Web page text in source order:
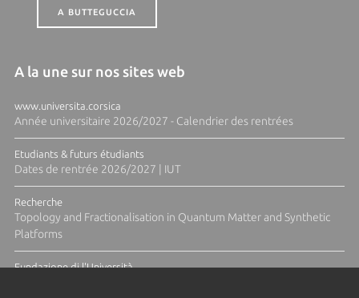
A BUTTEGUCCIA
A la une sur nos sites web
www.universita.corsica
Année universitaire 2026/2027 - Calendrier des rentrées
Etudiants & futurs étudiants
Dates de rentrée 2026/2027 | IUT
Recherche
Topology and Fractionalisation in Quantum Matter and Synthetic
Platforms
Fundazione di l'Università